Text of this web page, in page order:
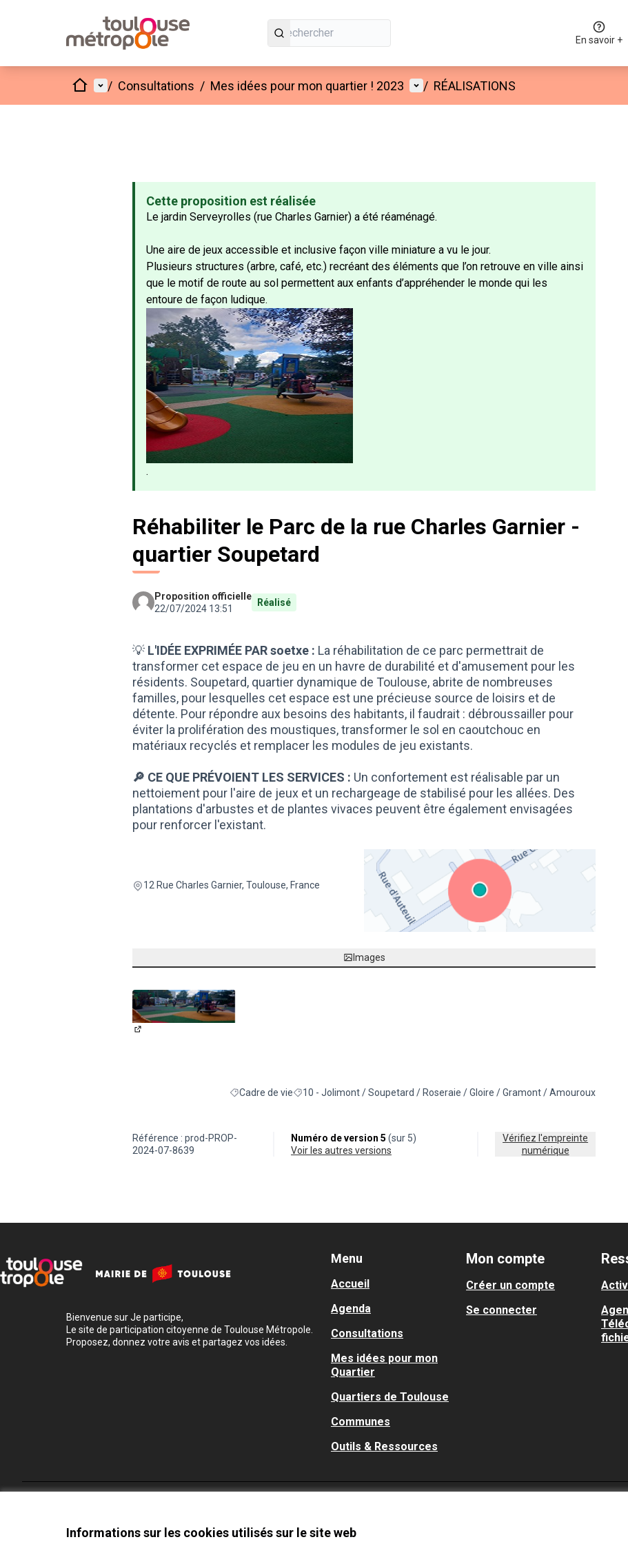
Informations sur les cookies utilisés sur le site web
En savoir +
AccueilMenu principal
/ Consultations / Mes idées pour mon quartier ! 2023 Menu utilisateur
/ RÉALISATIONS
Cette proposition est réalisée
Le jardin Serveyrolles (rue Charles Garnier) a été réaménagé.
Une aire de jeux accessible et inclusive façon ville miniature a vu le jour.
Plusieurs structures (arbre, café, etc.) recréant des éléments que l’on retrouve en ville ainsi
que le motif de route au sol permettent aux enfants d’appréhender le monde qui les
entoure de façon ludique.
.
Réhabiliter le Parc de la rue Charles Garnier -
quartier Soupetard
Proposition officielle
22/07/2024 13:51
Réalisé
💡 L'IDÉE EXPRIMÉE PAR soetxe : La réhabilitation de ce parc permettrait de
transformer cet espace de jeu en un havre de durabilité et d'amusement pour les
résidents. Soupetard, quartier dynamique de Toulouse, abrite de nombreuses
familles, pour lesquelles cet espace est une précieuse source de loisirs et de
détente. Pour répondre aux besoins des habitants, il faudrait : débroussailler pour
éviter la prolifération des moustiques, transformer le sol en caoutchouc en
matériaux recyclés et remplacer les modules de jeu existants.
🔎 CE QUE PRÉVOIENT LES SERVICES : Un confortement est réalisable par un
nettoiement pour l'aire de jeux et un rechargeage de stabilisé pour les allées. Des
plantations d'arbustes et de plantes vivaces peuvent être également envisagées
pour renforcer l'existant.
12 Rue Charles Garnier, Toulouse, France
Images
Filtrer les résultats de la catégorie : Cadre de vie
Cadre de vieFiltrer les résultats pour le secteur : 10 - Jolimont / Soupetard / Roseraie /
10 - Jolimont / Soupetard / Roseraie / Gloire / Gramont / Amouroux
Référence : prod-PROP-
2024-07-8639
Numéro de version 5 (sur 5)
voir les autres versions
Vérifiez l'empreinte
numérique
Bienvenue sur Je participe,
Le site de participation citoyenne de Toulouse Métropole.
Proposez, donnez votre avis et partagez vos idées.
Menu
Accueil
Agenda
Consultations
Mes idées pour mon
Quartier
Quartiers de Toulouse
Communes
Outils & Ressources
Mon compte
Créer un compte
Se connecter